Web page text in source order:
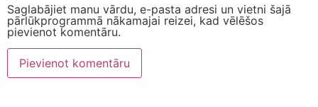
Saglabājiet manu vārdu, e-pasta adresi un vietni šajā
pārlūkprogrammā nākamajai reizei, kad vēlēšos
pievienot komentāru.